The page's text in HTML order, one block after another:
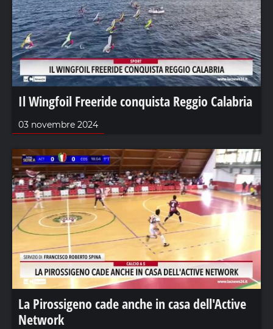
Il Wingfoil Freeride conquista Reggio Calabria
03 novembre 2024
La Pirossigeno cade anche in casa dell'Active
Network